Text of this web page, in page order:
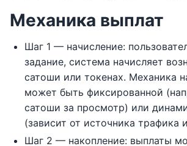
Механика выплат
Шаг 1 — начисление:
задание, система начисляет
сатоши или токенах. Механика
может быть фиксированной
сатоши за просмотр) или
(зависит от источника трафика
Шаг 2 — накопление: выплаты